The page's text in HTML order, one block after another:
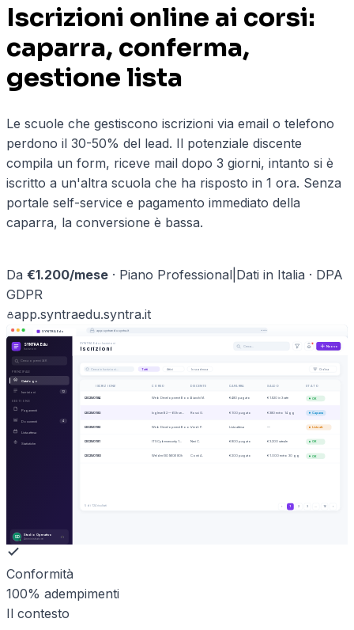
Iscrizioni online ai corsi:
caparra, conferma,
gestione lista
Le scuole che gestiscono iscrizioni via email o telefono
perdono il 30-50% del lead. Il potenziale discente
compila un form, riceve mail dopo 3 giorni, intanto si è
iscritto a un'altra scuola che ha risposto in 1 ora. Senza
portale self-service e pagamento immediato della
caparra, la conversione è bassa.
Da €1.200/mese · Piano Professional Dati in Italia · DPA
GDPR
app.syntraedu.syntra.it
SYNTRA Edu app.syntraedu.syntra.it
SYNTRA Edu
Iscrizioni
Cerca o premi ⌘K
PRINCIPALE
Catalogo
Iscrizioni 12
GESTIONE
Pagamenti
Documenti 4
Lista attesa
Statistiche
SD
Studio Operativo
Amministratore
SYNTRA Edu ›Iscrizioni
Iscrizioni Cerca… Nuovo
Cerca in Iscrizioni Tutti Attivi In scadenza Ordina
ISCRIZIONE CORSO DISCENTE CAPARRA SALDO STATO
I2025/0184 Web Development Boo…Bianchi M. € 480 pagato € 1.920 in 3 rate OK
I2025/0183 Inglese B2 — 60h se… Rossi G. € 100 pagato € 380 entro 14 gg Caparra
I2025/0182 Web Development Boo…Verdi P. Lista attesa — Lista att.
I2025/0181 ITS Cybersecurity 1… Neri C. € 800 pagato € 3.200 rateale OK
I2025/0180 Welder ISO 9606 80h Conti A. € 200 pagato € 1.000 entro 30 gg OK
di 124 risultati ‹ 1 2 3 … 16 ›
Conformità
100% adempimenti
Il contesto